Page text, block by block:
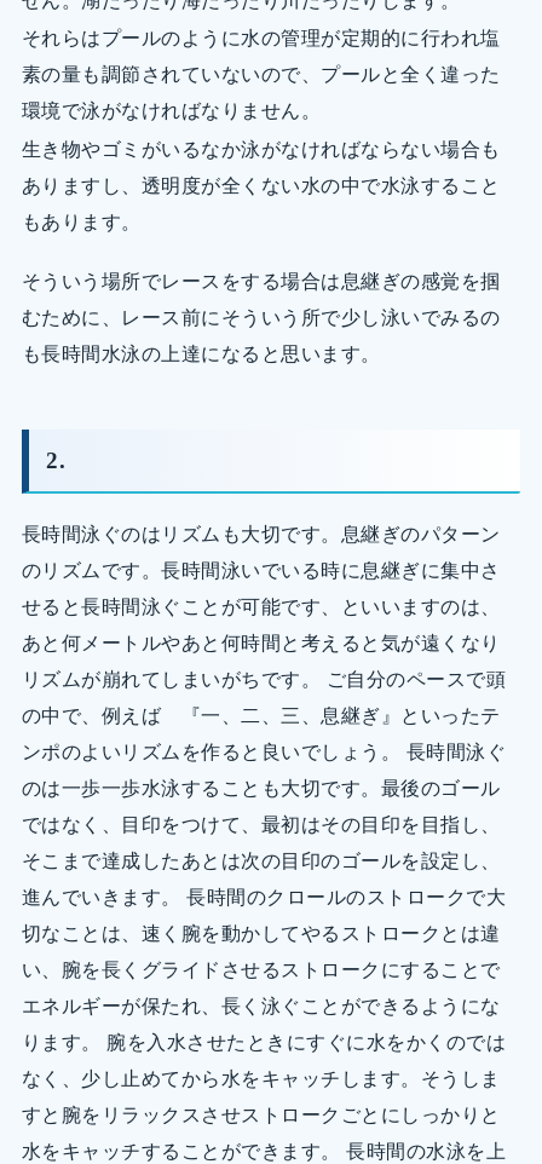
それらはプールのように水の管理が定期的に行われ塩
素の量も調節されていないので、プールと全く違った
環境で泳がなければなりません。
生き物やゴミがいるなか泳がなければならない場合も
ありますし、透明度が全くない水の中で水泳すること
もあります。
そういう場所でレースをする場合は息継ぎの感覚を掴
むために、レース前にそういう所で少し泳いでみるの
も長時間水泳の上達になると思います。
2.
長時間泳ぐのはリズムも大切です。息継ぎのパターン
のリズムです。長時間泳いでいる時に息継ぎに集中さ
せると長時間泳ぐことが可能です、といいますのは、
あと何メートルやあと何時間と考えると気が遠くなり
リズムが崩れてしまいがちです。 ご自分のペースで頭
の中で、例えば 『一、二、三、息継ぎ』といったテ
ンポのよいリズムを作ると良いでしょう。 長時間泳ぐ
のは一歩一歩水泳することも大切です。最後のゴール
ではなく、目印をつけて、最初はその目印を目指し、
そこまで達成したあとは次の目印のゴールを設定し、
進んでいきます。 長時間のクロールのストロークで大
切なことは、速く腕を動かしてやるストロークとは違
い、腕を長くグライドさせるストロークにすることで
エネルギーが保たれ、長く泳ぐことができるようにな
ります。 腕を入水させたときにすぐに水をかくのでは
なく、少し止めてから水をキャッチします。そうしま
すと腕をリラックスさせストロークごとにしっかりと
水をキャッチすることができます。 長時間の水泳を上